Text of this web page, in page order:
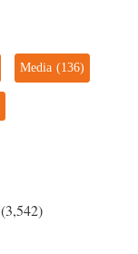
Media(136)
(3,542)